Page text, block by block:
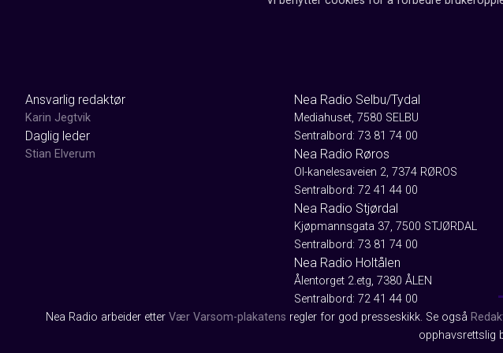
Ansvarlig redaktør
Karin Jegtvik
Daglig leder
Stian Elverum
Nea Radio Selbu/Tydal
Mediahuset, 7580 SELBU
Sentralbord: 73 81 74 00
Nea Radio Røros
Ol-kanelesaveien 2, 7374 RØROS
Sentralbord: 72 41 44 00
Nea Radio Stjørdal
Kjøpmannsgata 37, 7500 STJØRDAL
Sentralbord: 73 81 74 00
Nea Radio Holtålen
Ålentorget 2.etg, 7380 ÅLEN
Sentralbord: 72 41 44 00
Nea Radio arbeider etter Vær Varsom-plakatens regler for god presseskikk. Se også
opphavsrettslig